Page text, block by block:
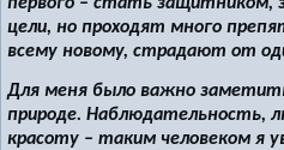
цели, но проходят много
всему новому, страдают от
Для меня было важно
природе. Наблюдательность,
красоту – таким человеком я